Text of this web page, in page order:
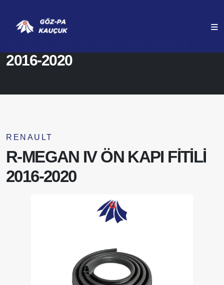
2016-2020
ANASAYFA ÜRÜNLERIMIZ
RENAULT
R-MEGAN IV ÖN KAPI FİTİLİ
2016-2020